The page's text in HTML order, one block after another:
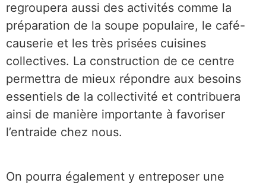
regroupera aussi des activités comme la
préparation de la soupe populaire, le café-
causerie et les très prisées cuisines
collectives. La construction de ce centre
permettra de mieux répondre aux besoins
essentiels de la collectivité et contribuera
ainsi de manière importante à favoriser
l’entraide chez nous.
On pourra également y entreposer une